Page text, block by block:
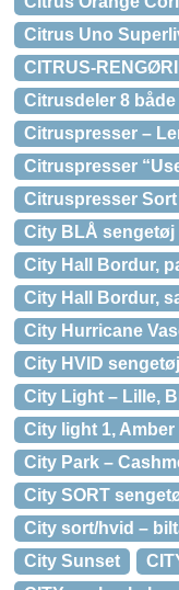
Citrus Uno
CITRUS-
Citrusdeler 8 både
Citruspresser –
Citruspresser
Citruspresser Sort
City BLÅ sengetøj
City Hall Bordur,
City Hall Bordur,
City Hurricane
City HVID
City Light – Lille,
City light 1, Amber
City Park –
City SORT
City sort/hvid –
City Sunset